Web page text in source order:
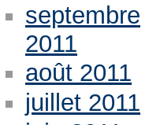
septembre
2011
août 2011
juillet 2011